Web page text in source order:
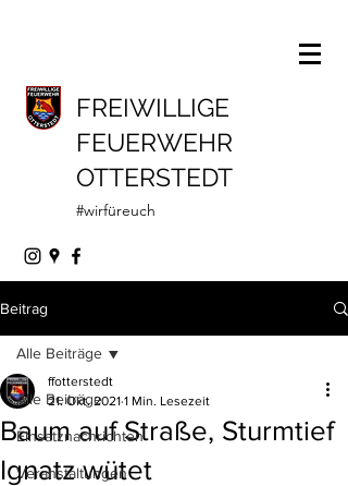
FREIWILLIGE
FEUERWEHR
OTTERSTEDT
#wirfüreuch
Beitrag
Alle Beiträge
Einsatznachrichten
Veranstaltungen
Alle Beiträge
Baum auf Straße, Sturmtief
Ignatz wütet
ffotterstedt
21. Okt. 2021 1 Min. Lesezeit